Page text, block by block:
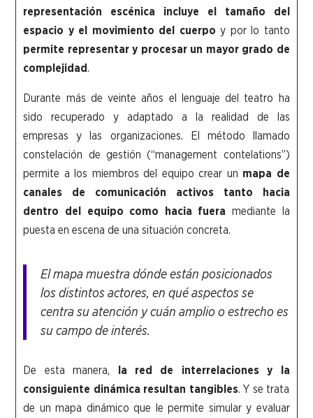
representación escénica incluye el tamaño del
espacio y el movimiento del cuerpo y por lo tanto
permite representar y procesar un mayor grado de
complejidad.
Durante más de veinte años el lenguaje del teatro ha
sido recuperado y adaptado a la realidad de las
empresas y las organizaciones. El método llamado
constelación de gestión (“management contelations”)
permite a los miembros del equipo crear un mapa de
canales de comunicación activos tanto hacia
dentro del equipo como hacia fuera mediante la
puesta en escena de una situación concreta.
El mapa muestra dónde están posicionados
los distintos actores, en qué aspectos se
centra su atención y cuán amplio o estrecho es
su campo de interés.
De esta manera, la red de interrelacionesy la
consiguiente dinámica resultan tangibles. Y se trata
de un mapa dinámico que le permite simular y evaluar